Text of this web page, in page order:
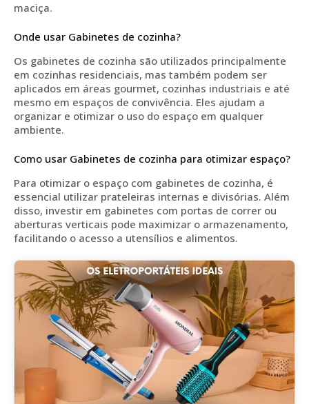
maciça.
Onde usar Gabinetes de cozinha?
Os gabinetes de cozinha são utilizados principalmente
em cozinhas residenciais, mas também podem ser
aplicados em áreas gourmet, cozinhas industriais e até
mesmo em espaços de convivência. Eles ajudam a
organizar e otimizar o uso do espaço em qualquer
ambiente.
Como usar Gabinetes de cozinha para otimizar espaço?
Para otimizar o espaço com gabinetes de cozinha, é
essencial utilizar prateleiras internas e divisórias. Além
disso, investir em gabinetes com portas de correr ou
aberturas verticais pode maximizar o armazenamento,
facilitando o acesso a utensílios e alimentos.